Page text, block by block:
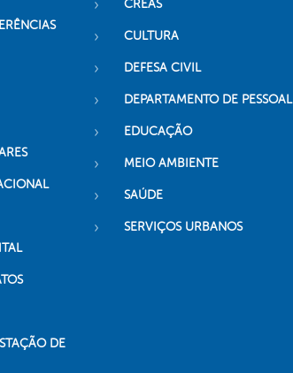
DE
CREAS
CULTURA
DEFESA CIVIL
DEPARTAMENTO DE PESSOAL
EDUCAÇÃO
MEIO AMBIENTE
SAÚDE
SERVIÇOS URBANOS